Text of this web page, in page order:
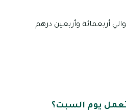
أربعمائة وأربعين درهم
يوم السبت؟